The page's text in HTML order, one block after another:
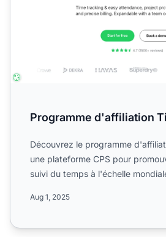
Programme d'affiliation
Découvrez le programme
une plateforme CPS pour
suivi du temps à l'échelle
Aug 1, 2025